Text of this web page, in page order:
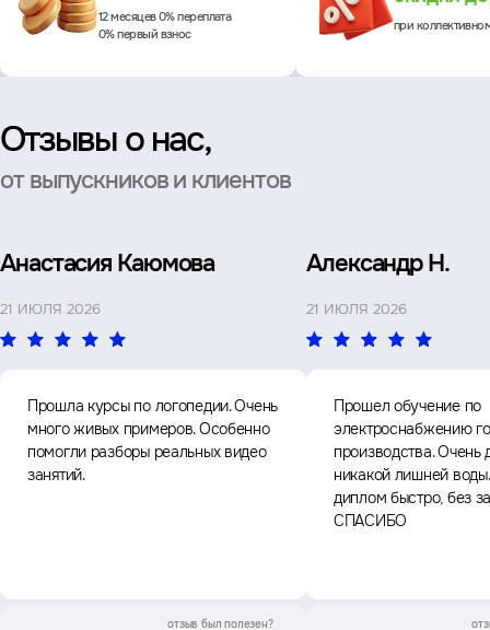
12 месяцев 0% переплата
0% первый взнос
при
Отзывы о нас,
от выпускников и клиентов
Анастасия Каюмова
21 ИЮЛЯ 2026
Прошла курсы по логопедии. Очень
много живых примеров. Особенно
помогли разборы реальных видео
занятий.
отзыв был полезен?
Александр Н.
21 ИЮЛЯ 2026
Прошел обучение по
электроснабжению
производства. Очень
никакой лишней
диплом быстро, без
СПАСИБО